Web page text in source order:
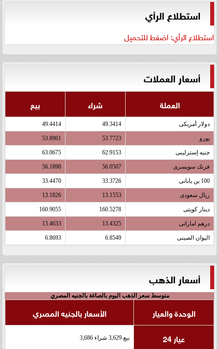
استطلاع الرأي
استطلاع الرأي: اضغط للتحميل
أسعار العملات
العملة شراء بيع
دولار أمريكى 49.3414
49.4414
يورو 53.7723
53.8961
جنيه إسترلينى 62.9153
63.0675
فرنك سويسرى 56.0507
56.1898
100 ين يابانى 33.3726
33.4470
ريال سعودى 13.1553
13.1826
دينار كويتى 160.5278
160.9055
درهم اماراتى 13.4325
13.4633
اليوان الصينى 6.8549
6.8693
أسعار الذهب
متوسط سعر الذهب اليوم بالصاغة بالجنيه المصري
الوحدة والعيار
الأسعار بالجنيه المصري
عيار 24
بيع 3,629 شراء 3,686